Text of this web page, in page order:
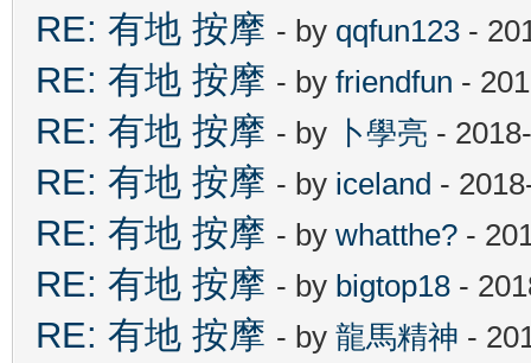
RE: 有地 按摩 - by qqfun123 -
RE: 有地 按摩 - by friendfun -
RE: 有地 按摩 - by 卜學亮 -
RE: 有地 按摩 - by iceland -
RE: 有地 按摩 - by whatthe? -
RE: 有地 按摩 - by bigtop18 -
RE: 有地 按摩 - by 龍馬精神 -